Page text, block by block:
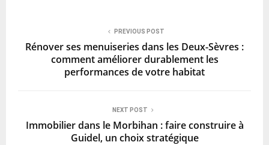
PREVIOUS POST
Rénover ses menuiseries dans les Deux-Sèvres :
comment améliorer durablement les
performances de votre habitat
NEXT POST
Immobilier dans le Morbihan : faire construire à
Guidel, un choix stratégique